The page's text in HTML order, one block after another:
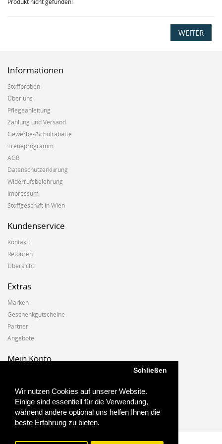
Wir nutzen Cookies auf unserer Website.
Einige sind essentiell für die Verwendung,
während andere optional uns helfen Ihnen die
beste Erfahrung zu bieten.
Schließen
Produkt nicht gefunden!
WEITER
Informationen
Stoffproben
Über uns
Pflegeanleitung
Zahlung und Versand
Gewerbe-/Schulrabatte
Treueprogramm
AGB
Datenschutzerklärung
Widerrufsbelehrung
Impressum
Stoffgeschäft in Wien
Kundenservice
Kontakt
Retouren
Übersicht
Extras
Marken
Geschenkgutscheine
Partner
Angebote
Mein Konto
Auftragshistorie
Wunschzettel
Newsletter